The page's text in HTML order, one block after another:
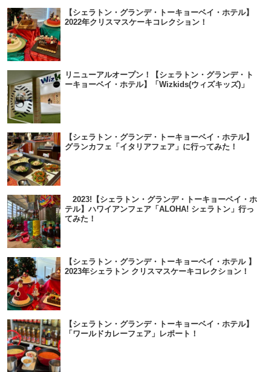
【シェラトン・グランデ・トーキョーベイ・ホテル】
2022年クリスマスケーキコレクション！
リニューアルオープン！【シェラトン・グランデ・ト
ーキョーベイ・ホテル】「Wizkids(ウィズキッズ)」
【シェラトン・グランデ・トーキョーベイ・ホテル】
グランカフェ「イタリアフェア」に行ってみた！
2023!【シェラトン・グランデ・トーキョーベイ・ホ
テル】ハワイアンフェア「ALOHA! シェラトン」行っ
てみた！
【シェラトン・グランデ・トーキョーベイ・ホテル 】
2023年シェラトン クリスマスケーキコレクション！
【シェラトン・グランデ・トーキョーベイ・ホテル】
「ワールドカレーフェア」レポート！